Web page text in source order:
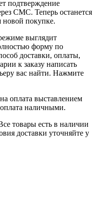
подтверждение
СМС. Теперь останется
новой покупке.
выглядит
форму по
доставки, оплаты,
к заказу написать
вас найти. Нажмите
оплата выставлением
наличными.
товары есть в наличии
доставки уточняйте у